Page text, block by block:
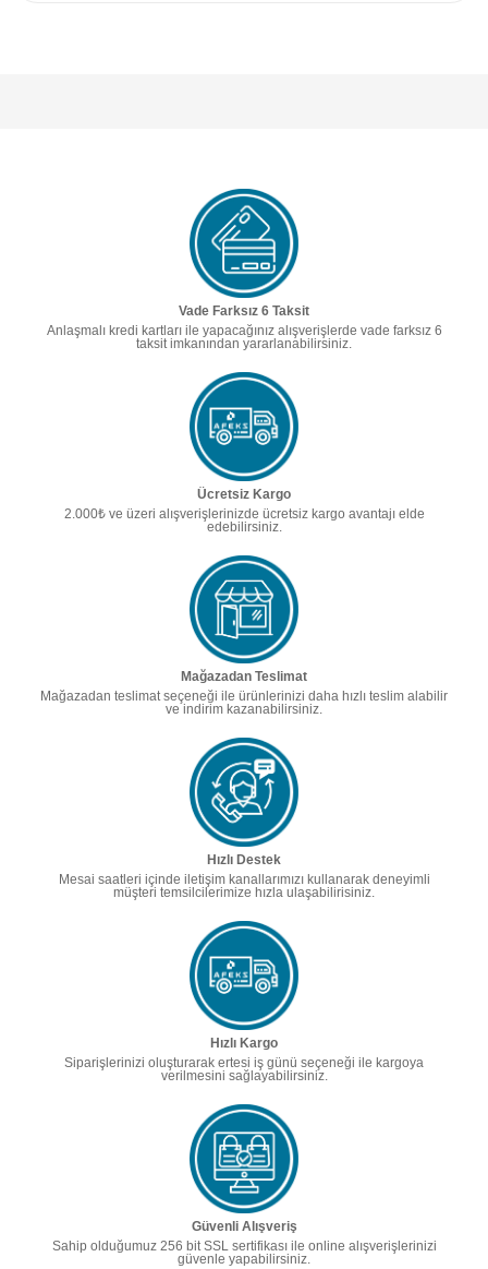
Vade Farksız 6 Taksit
Anlaşmalı kredi kartları ile yapacağınız alışverişlerde vade farksız 6
taksit imkanından yararlanabilirsiniz.
Ücretsiz Kargo
2.000₺ ve üzeri alışverişlerinizde ücretsiz kargo avantajı elde
edebilirsiniz.
Mağazadan Teslimat
Mağazadan teslimat seçeneği ile ürünlerinizi daha hızlı teslim alabilir
ve indirim kazanabilirsiniz.
Hızlı Destek
Mesai saatleri içinde iletişim kanallarımızı kullanarak deneyimli
müşteri temsilcilerimize hızla ulaşabilirisiniz.
Hızlı Kargo
Siparişlerinizi oluşturarak ertesi iş günü seçeneği ile kargoya
verilmesini sağlayabilirsiniz.
Güvenli Alışveriş
Sahip olduğumuz 256 bit SSL sertifikası ile online alışverişlerinizi
güvenle yapabilirsiniz.